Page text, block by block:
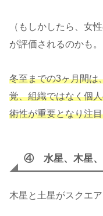
（もしかしたら、女
が評価されるのかも。
冬至までの3ヶ月間は
覚、組織ではなく個
術性が重要となり注
④ 水星、木星、
木星と土星がスクエ